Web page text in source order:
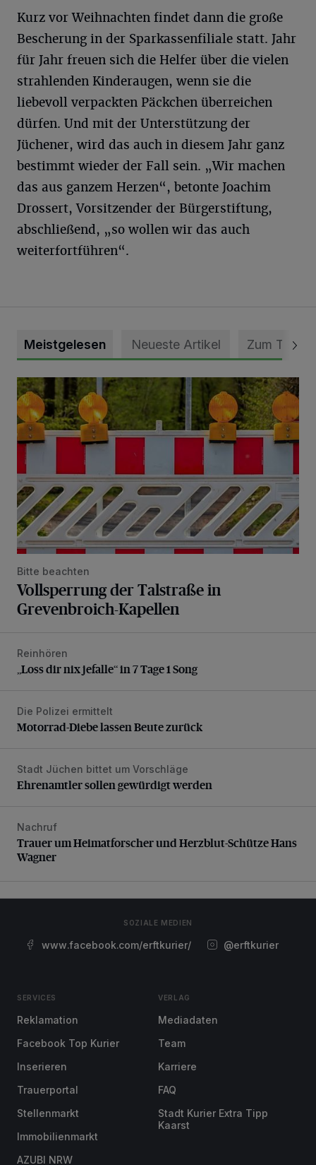
Kurz vor Weihnachten findet dann die große
Bescherung in der Sparkassenfiliale statt. Jahr
für Jahr freuen sich die Helfer über die vielen
strahlenden Kinderaugen, wenn sie die
liebevoll verpackten Päckchen überreichen
dürfen. Und mit der Unterstützung der
Jüchener, wird das auch in diesem Jahr ganz
bestimmt wieder der Fall sein. „Wir machen
das aus ganzem Herzen“, betonte Joachim
Drossert, Vorsitzender der Bürgerstiftung,
abschließend, „so wollen wir das auch
weiterfortführen“.
Meistgelesen Neueste Artikel Zum Thema
Vollsperrung der Talstraße in Grevenbroich-Kapellen
Bitte beachten
Vollsperrung der Talstraße in
Grevenbroich-Kapellen
„Loss dir nix jefalle“ in 7 Tage 1 Song
Reinhören
„Loss dir nix jefalle“ in 7 Tage 1 Song
Motorrad-Diebe lassen Beute zurück
Die Polizei ermittelt
Motorrad-Diebe lassen Beute zurück
Ehrenamtler sollen gewürdigt werden
Stadt Jüchen bittet um Vorschläge
Ehrenamtler sollen gewürdigt werden
Trauer um Heimatforscher und Herzblut-Schütze Hans
Nachruf
Trauer um Heimatforscher und Herzblut-Schütze Hans
Wagner
SOZIALE MEDIEN
www.facebook.com/erftkurier/ @erftkurier
SERVICES
Reklamation
Facebook Top Kurier
Inserieren
Trauerportal
Stellenmarkt
Immobilienmarkt
AZUBI NRW
VERLAG
Mediadaten
Team
Karriere
FAQ
Stadt Kurier Extra Tipp
Kaarst